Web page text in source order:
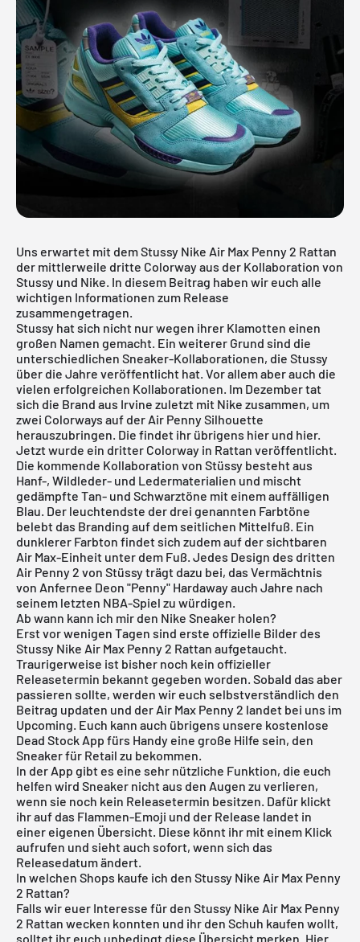
Uns erwartet mit dem Stussy Nike Air Max Penny 2 Rattan
der mittlerweile dritte Colorway aus der Kollaboration von
Stussy und Nike. In diesem Beitrag haben wir euch alle
wichtigen Informationen zum Release
zusammengetragen.
Stussy hat sich nicht nur wegen ihrer Klamotten einen
großen Namen gemacht. Ein weiterer Grund sind die
unterschiedlichen Sneaker-Kollaborationen, die Stussy
über die Jahre veröffentlicht hat. Vor allem aber auch die
vielen erfolgreichen Kollaborationen. Im Dezember tat
sich die Brand aus Irvine zuletzt mit Nike zusammen, um
zwei Colorways auf der Air Penny Silhouette
herauszubringen. Die findet ihr übrigens hier und hier.
Jetzt wurde ein dritter Colorway in Rattan veröffentlicht.
Die kommende Kollaboration von Stüssy besteht aus
Hanf-, Wildleder- und Ledermaterialien und mischt
gedämpfte Tan- und Schwarztöne mit einem auffälligen
Blau. Der leuchtendste der drei genannten Farbtöne
belebt das Branding auf dem seitlichen Mittelfuß. Ein
dunklerer Farbton findet sich zudem auf der sichtbaren
Air Max-Einheit unter dem Fuß. Jedes Design des dritten
Air Penny 2 von Stüssy trägt dazu bei, das Vermächtnis
von Anfernee Deon "Penny" Hardaway auch Jahre nach
seinem letzten NBA-Spiel zu würdigen.
Ab wann kann ich mir den Nike Sneaker holen?
Erst vor wenigen Tagen sind erste offizielle Bilder des
Stussy Nike Air Max Penny 2 Rattan aufgetaucht.
Traurigerweise ist bisher noch kein offizieller
Releasetermin bekannt gegeben worden. Sobald das aber
passieren sollte, werden wir euch selbstverständlich den
Beitrag updaten und der Air Max Penny 2 landet bei uns im
Upcoming. Euch kann auch übrigens unsere kostenlose
Dead Stock App fürs Handy eine große Hilfe sein, den
Sneaker für Retail zu bekommen.
In der App gibt es eine sehr nützliche Funktion, die euch
helfen wird Sneaker nicht aus den Augen zu verlieren,
wenn sie noch kein Releasetermin besitzen. Dafür klickt
ihr auf das Flammen-Emoji und der Release landet in
einer eigenen Übersicht. Diese könnt ihr mit einem Klick
aufrufen und sieht auch sofort, wenn sich das
Releasedatum ändert.
In welchen Shops kaufe ich den Stussy Nike Air Max Penny
2 Rattan?
Falls wir euer Interesse für den Stussy Nike Air Max Penny
2 Rattan wecken konnten und ihr den Schuh kaufen wollt,
solltet ihr euch unbedingt diese Übersicht merken. Hier